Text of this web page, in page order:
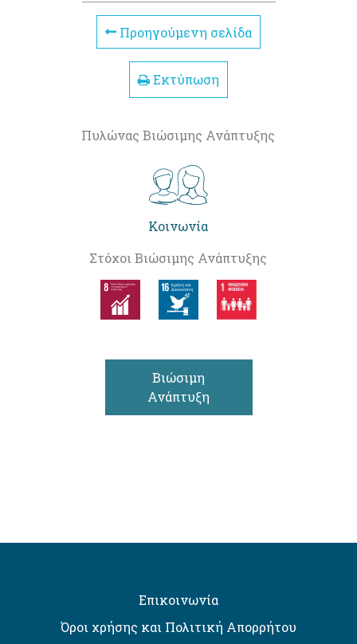
Προηγούμενη σελίδα
Εκτύπωση
Πυλώνας Βιώσιμης Ανάπτυξης
Κοινωνία
Στόχοι Βιώσιμης Ανάπτυξης
Βιώσιμη
Ανάπτυξη
Επικοινωνία
Όροι χρήσης και Πολιτική Απορρήτου